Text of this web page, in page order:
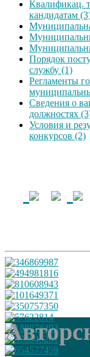
Квалификац.
кандидатам
Порядок
службу (1)
Регламенты
Сведения о
должностях
Условия и
конкурсов (2)